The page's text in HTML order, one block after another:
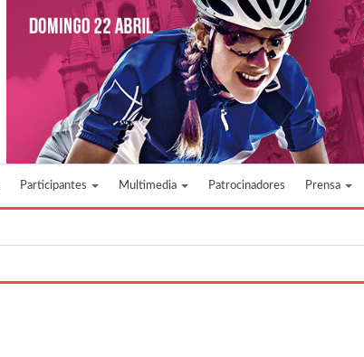
Participantes Multimedia Patrocinadores Prensa